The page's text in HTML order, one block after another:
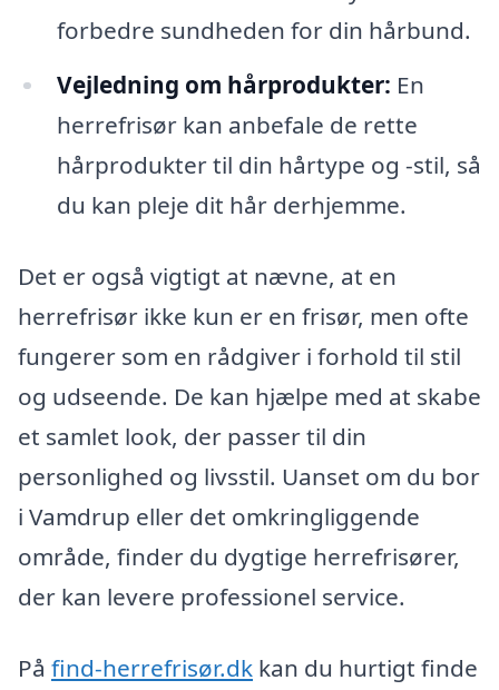
forbedre sundheden for din hårbund.
Vejledning om hårprodukter: En
herrefrisør kan anbefale de rette
hårprodukter til din hårtype og -stil, så
du kan pleje dit hår derhjemme.
Det er også vigtigt at nævne, at en
herrefrisør ikke kun er en frisør, men ofte
fungerer som en rådgiver i forhold til stil
og udseende. De kan hjælpe med at skabe
et samlet look, der passer til din
personlighed og livsstil. Uanset om du bor
i Vamdrup eller det omkringliggende
område, finder du dygtige herrefrisører,
der kan levere professionel service.
På find-herrefrisør.dk kan du hurtigt finde